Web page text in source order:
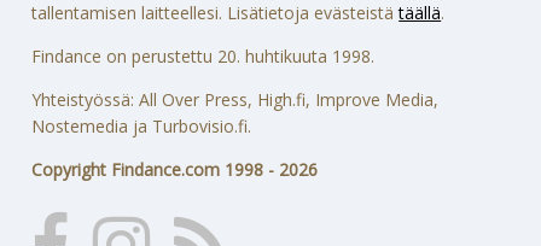
tallentamisen laitteellesi. Lisätietoja evästeistätäällä.
Findance on perustettu 20. huhtikuuta 1998.
Yhteistyössä: All Over Press, High.fi, Improve Media,
Nostemedia ja Turbovisio.fi.
Copyright Findance.com 1998 - 2026